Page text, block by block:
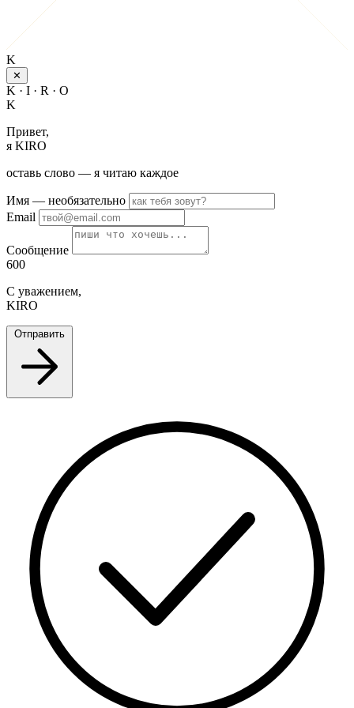
K
✕
K · I · R · O
K
Привет,
я KIRO
оставь слово — я читаю каждое
Имя — необязательно
Email
Сообщение
600
С уважением,
KIRO
Отправить